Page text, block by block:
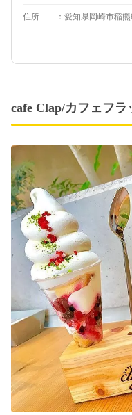
住所 愛知県岡崎市稲
cafe Clap/カフェフラ